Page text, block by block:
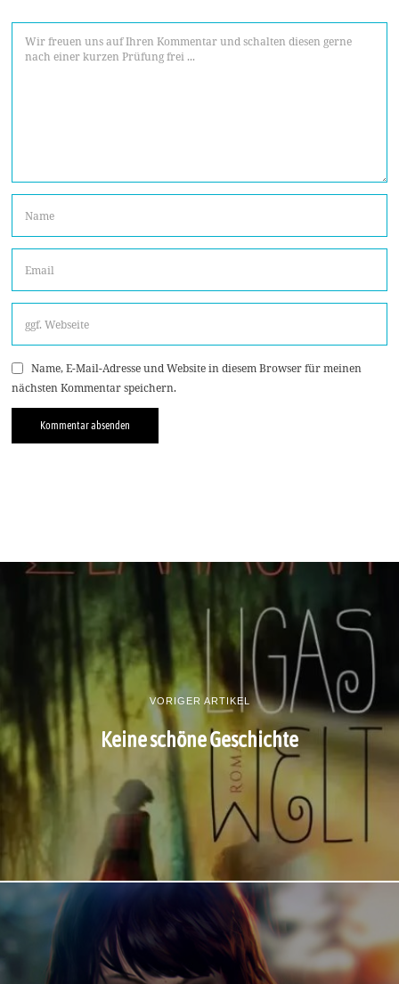
Name, E-Mail-Adresse und Website in diesem Browser für meinen
nächsten Kommentar speichern.
VORIGER ARTIKEL
Keine schöne Geschichte